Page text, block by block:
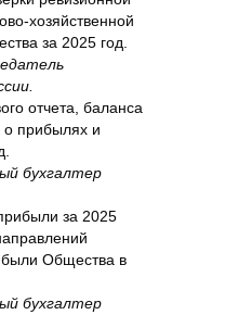
хозяйственной
за 2025 год.
отчета, баланса
о прибылях и
бухгалтер
за 2025
Общества в
бухгалтер